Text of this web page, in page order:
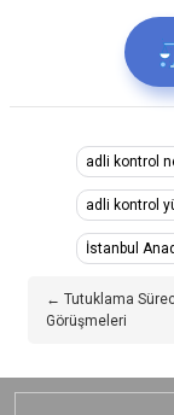
adli kontrol
adli kontrol
İstanbul
← Tutuklama
Görüşmeleri